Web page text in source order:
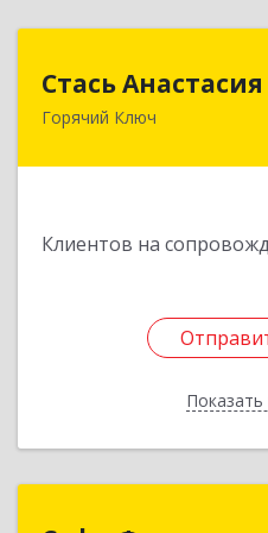
Стась
Горячий Ключ
Клиентов на
353290, г. Горячий